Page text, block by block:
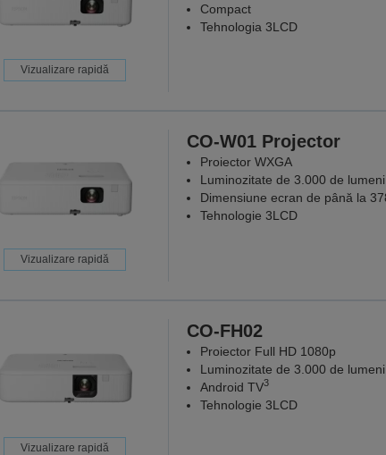
Vizualizare rapidă
Compact
Tehnologia 3LCD
Vizualizare rapidă
CO-W01 Projector
Proiector WXGA
Luminozitate de 3.000 de lumeni
Dimensiune ecran de până la
Tehnologie 3LCD
Vizualizare rapidă
CO-FH02
Proiector Full HD 1080p
Luminozitate de 3.000 de lumeni
Android TV3
Tehnologie 3LCD